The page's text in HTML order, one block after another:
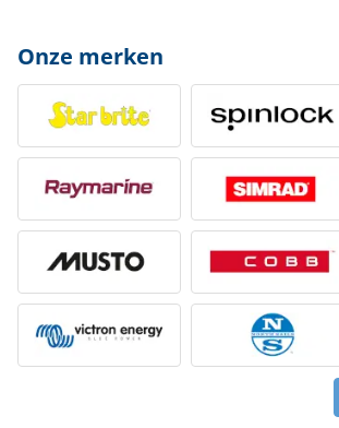
Onze merken